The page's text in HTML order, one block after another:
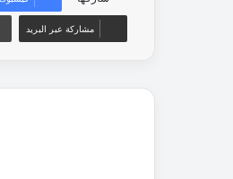
مشاركة عبر البريد